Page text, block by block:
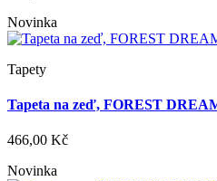
Novinka
Tapety
Tapeta na zeď, FOREST
466,00 Kč
Novinka